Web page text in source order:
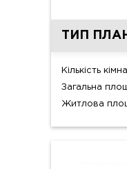
ТИП
Кількість
Загальна
Житлова